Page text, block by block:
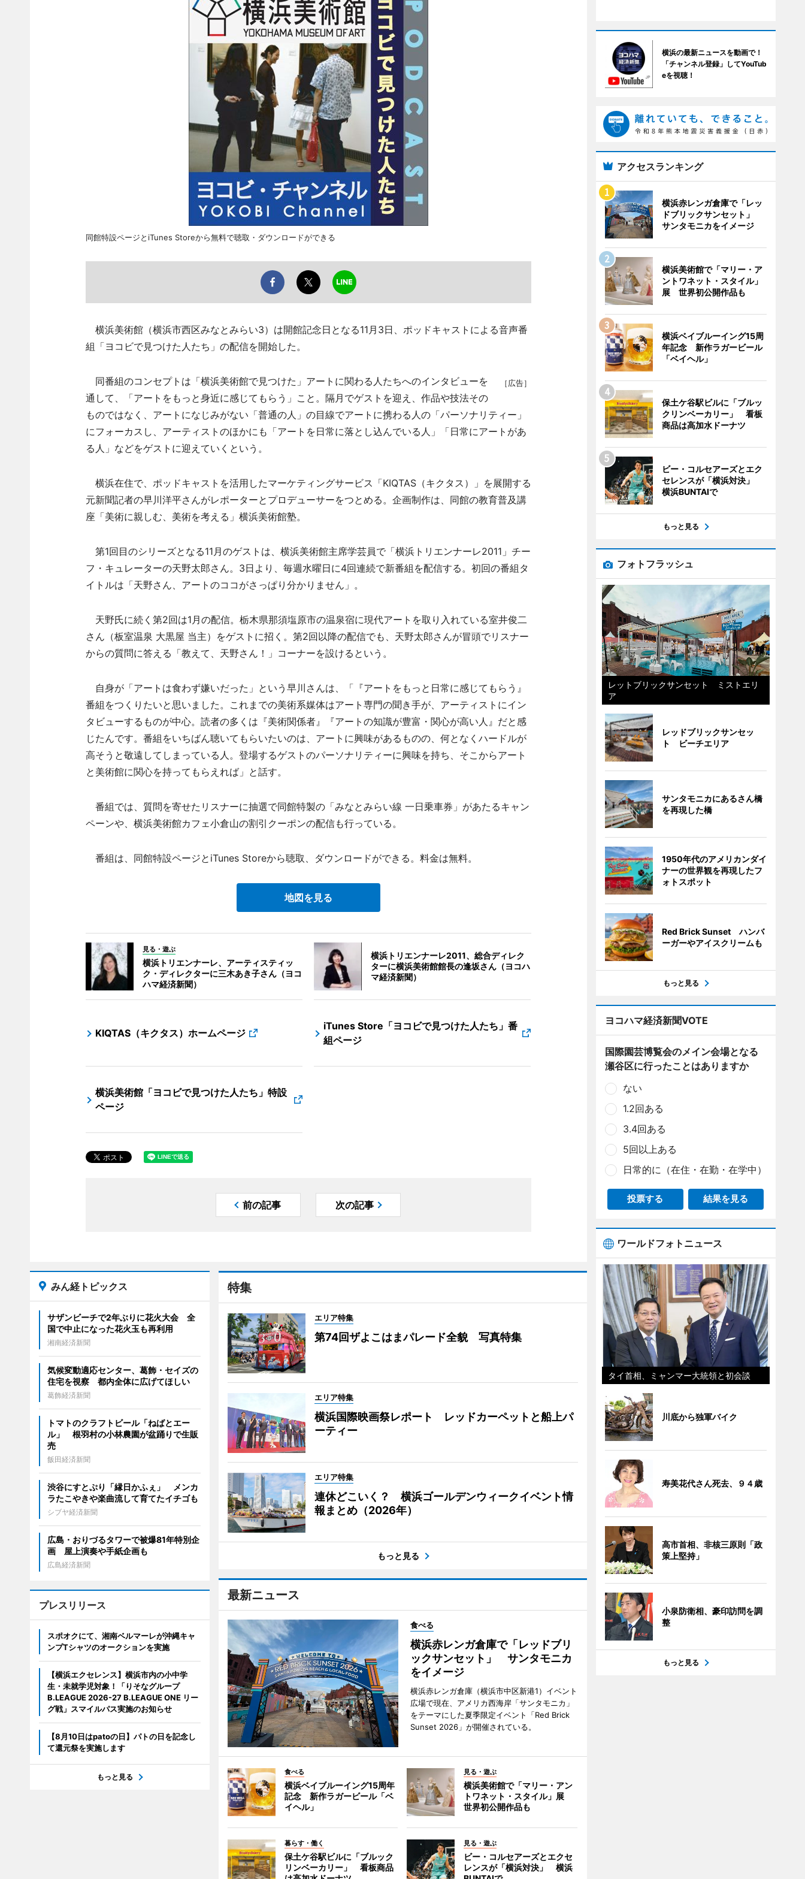
同館特設ページとiTunes Storeから無料で聴取・ダウンロードができる
横浜美術館（横浜市西区みなとみらい3）は開館記念日となる11月3日、ポッドキャストによる音声番
組「ヨコビで見つけた人たち」の配信を開始した。
［広告］
同番組のコンセプトは「横浜美術館で見つけた」アートに関わる人たちへのインタビューを
通して、「アートをもっと身近に感じてもらう」こと。隔月でゲストを迎え、作品や技法その
ものではなく、アートになじみがない「普通の人」の目線でアートに携わる人の「パーソナリティー」
にフォーカスし、アーティストのほかにも「アートを日常に落とし込んでいる人」「日常にアートがあ
る人」などをゲストに迎えていくという。
横浜在住で、ポッドキャストを活用したマーケティングサービス「KIQTAS（キクタス）」を展開する
元新聞記者の早川洋平さんがレポーターとプロデューサーをつとめる。企画制作は、同館の教育普及講
座「美術に親しむ、美術を考える」横浜美術館塾。
第1回目のシリーズとなる11月のゲストは、横浜美術館主席学芸員で「横浜トリエンナーレ2011」チー
フ・キュレーターの天野太郎さん。3日より、毎週水曜日に4回連続で新番組を配信する。初回の番組タ
イトルは「天野さん、アートのココがさっぱり分かりません」。
天野氏に続く第2回は1月の配信。栃木県那須塩原市の温泉宿に現代アートを取り入れている室井俊二
さん（板室温泉 大黒屋 当主）をゲストに招く。第2回以降の配信でも、天野太郎さんが冒頭でリスナー
からの質問に答える「教えて、天野さん！」コーナーを設けるという。
自身が「アートは食わず嫌いだった」という早川さんは、「『アートをもっと日常に感じてもらう』
番組をつくりたいと思いました。これまでの美術系媒体はアート専門の聞き手が、アーティストにイン
タビューするものが中心。読者の多くは『美術関係者』『アートの知識が豊富・関心が高い人』だと感
じたんです。番組をいちばん聴いてもらいたいのは、アートに興味があるものの、何となくハードルが
高そうと敬遠してしまっている人。登場するゲストのパーソナリティーに興味を持ち、そこからアート
と美術館に関心を持ってもらえれば」と話す。
番組では、質問を寄せたリスナーに抽選で同館特製の「みなとみらい線 一日乗車券」があたるキャン
ペーンや、横浜美術館カフェ小倉山の割引クーポンの配信も行っている。
番組は、同館特設ページとiTunes Storeから聴取、ダウンロードができる。料金は無料。
地図を見る
見る・遊ぶ
横浜トリエンナーレ、アーティスティッ
ク・ディレクターに三木あき子さん（ヨコ
ハマ経済新聞）
横浜トリエンナーレ2011、総合ディレク
ターに横浜美術館館長の逢坂さん（ヨコハ
マ経済新聞）
KIQTAS（キクタス）ホームページ
iTunes Store「ヨコビで見つけた人たち」番
組ページ
横浜美術館「ヨコビで見つけた人たち」特設
ページ
前の記事 次の記事
特集
エリア特集
第74回ザよこはまパレード全貌 写真特集
エリア特集
横浜国際映画祭レポート レッドカーペットと船上パ
ーティー
エリア特集
連休どこいく？ 横浜ゴールデンウィークイベント情
報まとめ（2026年）
もっと見る
最新ニュース
食べる
横浜赤レンガ倉庫で「レッドブリ
ックサンセット」 サンタモニカ
をイメージ
横浜赤レンガ倉庫（横浜市中区新港1）イベント
広場で現在、アメリカ西海岸「サンタモニカ」
をテーマにした夏季限定イベント「Red Brick
Sunset 2026」が開催されている。
食べる
横浜ベイブルーイング15周年
記念 新作ラガービール「ベ
イヘル」
見る・遊ぶ
横浜美術館で「マリー・アン
トワネット・スタイル」展
世界初公開作品も
暮らす・働く
保土ケ谷駅ビルに「ブルック
リンベーカリー」 看板商品
見る・遊ぶ
ビー・コルセアーズとエクセ
レンスが「横浜対決」 横浜
みん経トピックス
サザンビーチで2年ぶりに花火大会 全
国で中止になった花火玉も再利用
湘南経済新聞
気候変動適応センター、葛飾・セイズの
住宅を視察 都内全体に広げてほしい
葛飾経済新聞
トマトのクラフトビール「ねばとエー
ル」 根羽村の小林農園が盆踊りで生販
売
飯田経済新聞
渋谷にすとぷり「縁日かふぇ」 メンカ
ラたこやきや楽曲流して育てたイチゴも
シブヤ経済新聞
広島・おりづるタワーで被爆81年特別企
画 屋上演奏や手紙企画も
広島経済新聞
プレスリリース
スポオクにて、湘南ベルマーレが沖縄キャ
ンプTシャツのオークションを実施
【横浜エクセレンス】横浜市内の小中学
生・未就学児対象！「りそなグループ
B.LEAGUE 2026-27 B.LEAGUE ONE リー
グ戦」スマイルパス実施のお知らせ
【8月10日はpatoの日】パトの日を記念し
て還元祭を実施します
もっと見る
横浜の最新ニュースを動画で！
「チャンネル登録」してYouTub
eを視聴！
アクセスランキング
横浜赤レンガ倉庫で「レッ
ドブリックサンセット」
サンタモニカをイメージ
横浜美術館で「マリー・ア
ントワネット・スタイル」
展 世界初公開作品も
横浜ベイブルーイング15周
年記念 新作ラガービール
「ベイヘル」
保土ケ谷駅ビルに「ブルッ
クリンベーカリー」 看板
商品は高加水ドーナツ
ビー・コルセアーズとエク
セレンスが「横浜対決」
横浜BUNTAIで
もっと見る
フォトフラッシュ
レットブリックサンセット ミストエリ
ア
レッドブリックサンセッ
ト ビーチエリア
サンタモニカにあるさん橋
を再現した橋
1950年代のアメリカンダイ
ナーの世界観を再現したフ
ォトスポット
Red Brick Sunset ハンバ
ーガーやアイスクリームも
もっと見る
ヨコハマ経済新聞VOTE
国際園芸博覧会のメイン会場となる
瀬谷区に行ったことはありますか
ない
1.2回ある
3.4回ある
5回以上ある
日常的に（在住・在勤・在学中）
投票する 結果を見る
ワールドフォトニュース
タイ首相、ミャンマー大統領と初会談
川底から独軍バイク
寿美花代さん死去、９４歳
高市首相、非核三原則「政
策上堅持」
小泉防衛相、豪印訪問を調
整
もっと見る